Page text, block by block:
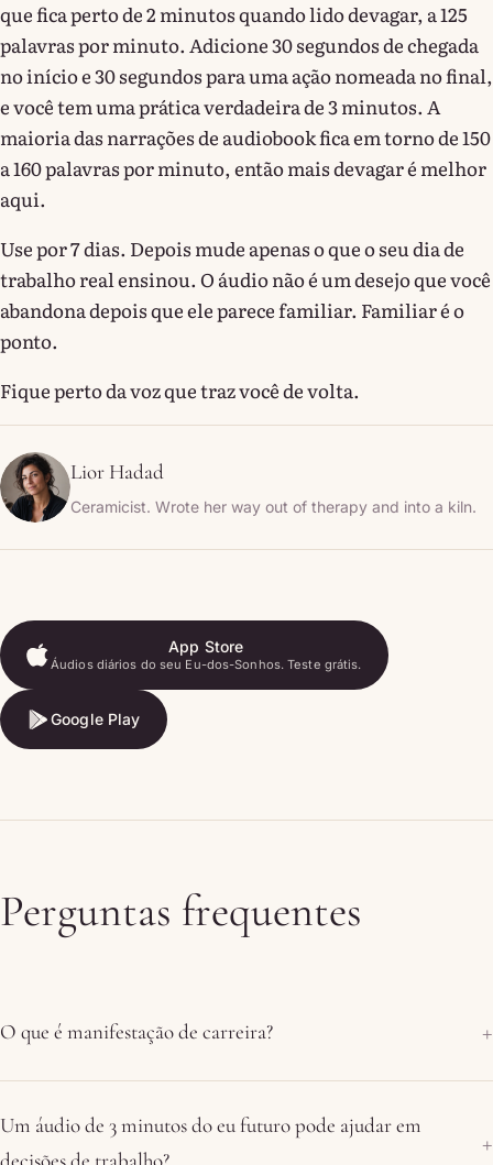
que fica perto de 2 minutos quando lido devagar, a 125
palavras por minuto. Adicione 30 segundos de chegada
no início e 30 segundos para uma ação nomeada no final,
e você tem uma prática verdadeira de 3 minutos. A
maioria das narrações de audiobook fica em torno de 150
a 160 palavras por minuto, então mais devagar é melhor
aqui.
Use por 7 dias. Depois mude apenas o que o seu dia de
trabalho real ensinou. O áudio não é um desejo que você
abandona depois que ele parece familiar. Familiar é o
ponto.
Fique perto da voz que traz você de volta.
Lior Hadad
Ceramicist. Wrote her way out of therapy and into a kiln.
App Store
Áudios diários do seu Eu-dos-Sonhos. Teste grátis.
App Store
Google Play
Google Play
Perguntas frequentes
O que é manifestação de carreira?
Um áudio de 3 minutos do eu futuro pode ajudar em
decisões de trabalho?